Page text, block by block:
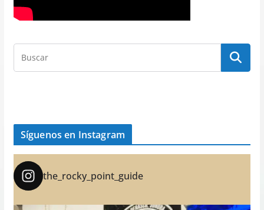
Síguenos en Instagram
the_rocky_point_guide